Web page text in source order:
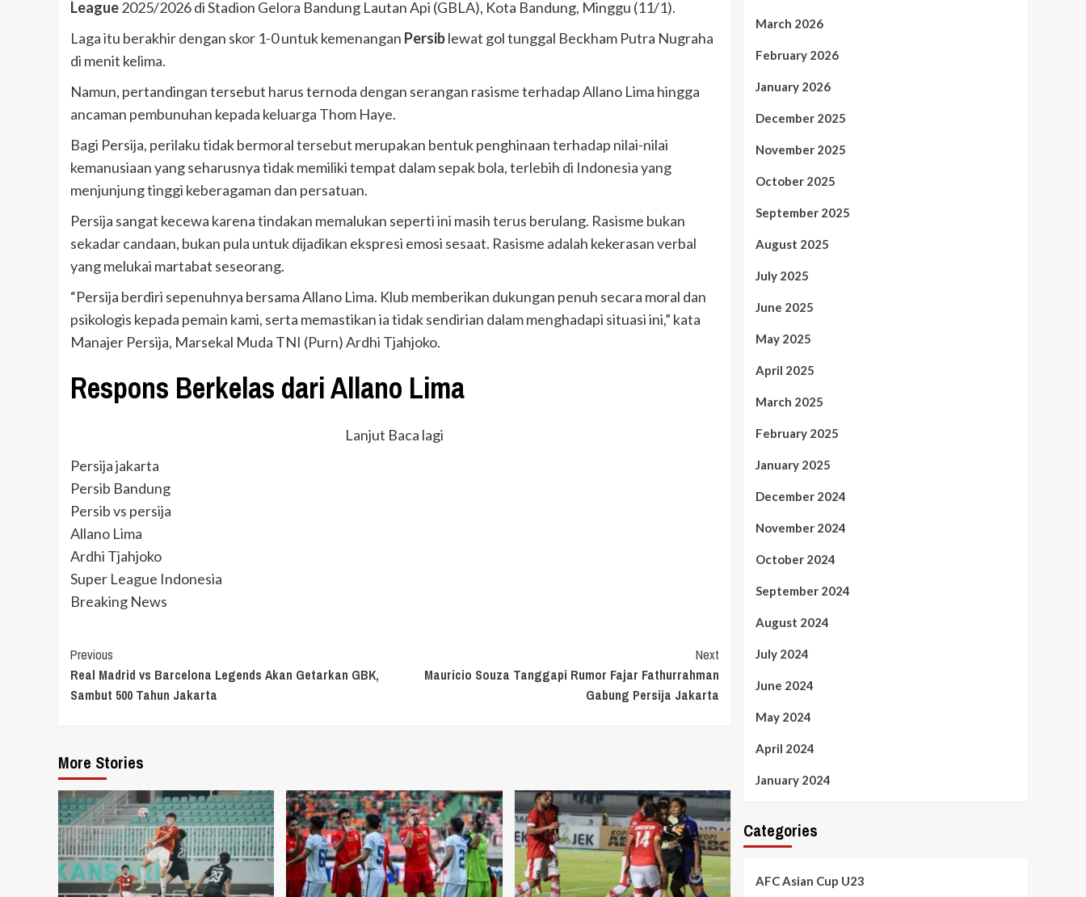
League2025/2026 di Stadion Gelora Bandung Lautan Api (GBLA), Kota Bandung, Minggu (11/1).
Laga itu berakhir dengan skor 1-0 untuk kemenangan Persiblewat gol tunggal Beckham Putra Nugraha
di menit kelima.
Namun, pertandingan tersebut harus ternoda dengan serangan rasisme terhadap Allano Lima hingga
ancaman pembunuhan kepada keluarga Thom Haye.
Bagi Persija, perilaku tidak bermoral tersebut merupakan bentuk penghinaan terhadap nilai-nilai
kemanusiaan yang seharusnya tidak memiliki tempat dalam sepak bola, terlebih di Indonesia yang
menjunjung tinggi keberagaman dan persatuan.
Persija sangat kecewa karena tindakan memalukan seperti ini masih terus berulang. Rasisme bukan
sekadar candaan, bukan pula untuk dijadikan ekspresi emosi sesaat. Rasisme adalah kekerasan verbal
yang melukai martabat seseorang.
“Persija berdiri sepenuhnya bersama Allano Lima. Klub memberikan dukungan penuh secara moral dan
psikologis kepada pemain kami, serta memastikan ia tidak sendirian dalam menghadapi situasi ini,” kata
Manajer Persija, Marsekal Muda TNI (Purn) Ardhi Tjahjoko.
Respons Berkelas dari Allano Lima
Lanjut Baca lagi
Persija jakarta
Persib Bandung
Persib vs persija
Allano Lima
Ardhi Tjahjoko
Super League Indonesia
Breaking News
Continue
Reading
Previous
Real Madrid vs Barcelona Legends Akan Getarkan GBK,
Sambut 500 Tahun Jakarta
Next
Mauricio Souza Tanggapi Rumor Fajar Fathurrahman
Gabung Persija Jakarta
More Stories
March 2026
February 2026
January 2026
December 2025
November 2025
October 2025
September 2025
August 2025
July 2025
June 2025
May 2025
April 2025
March 2025
February 2025
January 2025
December 2024
November 2024
October 2024
September 2024
August 2024
July 2024
June 2024
May 2024
April 2024
January 2024
Categories
AFC Asian Cup U23